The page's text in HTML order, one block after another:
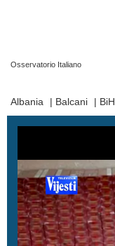
Osservatorio Italiano
Albania
| Balcani | BiH